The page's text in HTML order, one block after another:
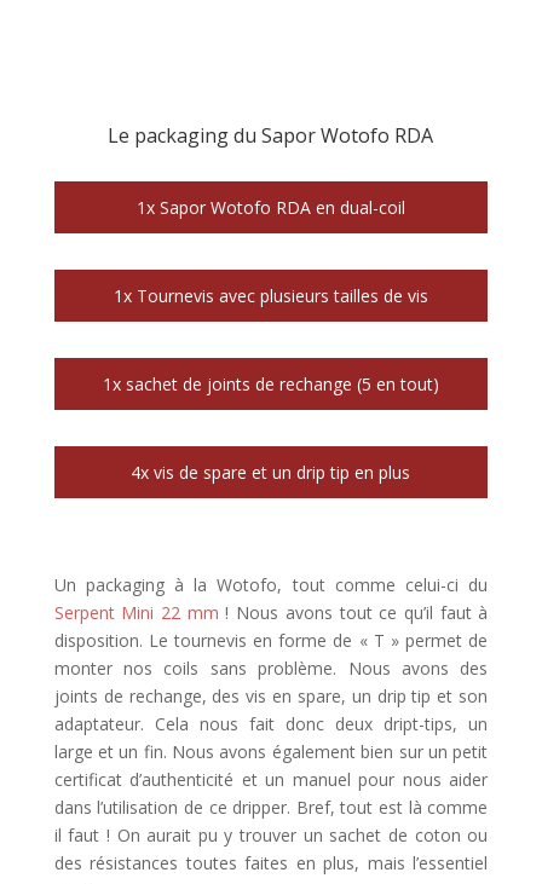
Le packaging du Sapor Wotofo RDA
1x Sapor Wotofo RDA en dual-coil
1x Tournevis avec plusieurs tailles de vis
1x sachet de joints de rechange (5 en tout)
4x vis de spare et un drip tip en plus
Un packaging à la Wotofo, tout comme celui-ci du
Serpent Mini 22 mm ! Nous avons tout ce qu’il faut à
disposition. Le tournevis en forme de « T » permet de
monter nos coils sans problème. Nous avons des
joints de rechange, des vis en spare, un drip tip et son
adaptateur. Cela nous fait donc deux dript-tips, un
large et un fin. Nous avons également bien sur un petit
certificat d’authenticité et un manuel pour nous aider
dans l’utilisation de ce dripper. Bref, tout est là comme
il faut ! On aurait pu y trouver un sachet de coton ou
des résistances toutes faites en plus, mais l’essentiel